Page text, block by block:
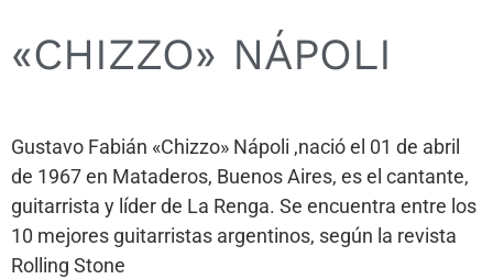
«CHIZZO» NÁPOLI
Gustavo Fabián «Chizzo» Nápoli ,nació el 01 de abril
de 1967 en Mataderos, Buenos Aires, es el cantante,
guitarrista y líder de La Renga. Se encuentra entre los
10 mejores guitarristas argentinos, según la revista
Rolling Stone